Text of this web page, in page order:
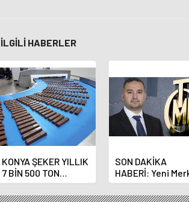
İLGILI HABERLER
KONYA ŞEKER YILLIK
7 BİN 500 TON
ÇİKOLATALI ÜRÜN
ÜRETİLECEK
SON DAKİKA
HABERİ: Yeni
Bankası Başkanı
Fatih Karahan